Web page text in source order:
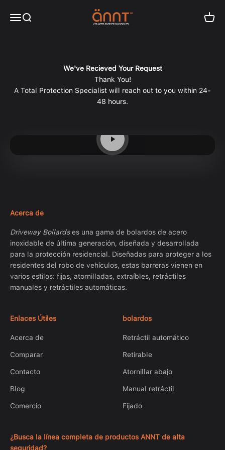
Abrir menú de navegación
Abrir búsqueda Driveway Bollards by ANNT Perimeter
Abrir
We've Recieved Your Request
Thank You!
A Total Protection Specialist will reach out to you within 24-
48 hours.
Acerca de
Driveway Bollardses una gama de bolardos de acero
inoxidable de última generación, diseñada y desarrollada
para la protección residencial. Diseñadas para proteger a los
residentes del robo de vehículos, estas barreras vienen en
varios estilos: fijas, atornilladas, extraíbles, retráctiles
manuales y retráctiles automáticas.
Enlaces Útiles
Acerca de
Comparar
Contacto
Blog
Comercio
bolardos
Retráctil automático
Retirable
Atornillar abajo
Manual retráctil
Fijado
¿Busca la línea completa de productos ANNT de alta
seguridad?